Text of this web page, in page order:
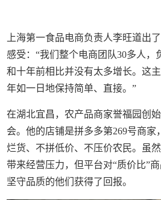
上海第一食品电商负责人李旺道出
感受：“我们整个电商团队30多人，
和十年前相比并没有太多增长。这
年如一日地保持简单、直接。”
在湖北宜昌，农产品商家誉福园创
会。他的店铺是拼多多第269号商
烂货、不拼低价、不压价农民。虽
带来经营压力，但平台对“质价比”
坚守品质的他们获得了回报。